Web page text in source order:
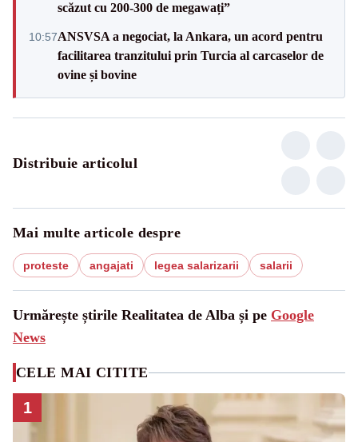
scăzut cu 200-300 de megawați”
10:57ANSVSA a negociat, la Ankara, un acord pentru
facilitarea tranzitului prin Turcia al carcaselor de
ovine și bovine
Distribuie articolul
Mai multe articole despre
proteste angajati legea salarizarii salarii
Urmărește știrile Realitatea de Alba și pe Google
News
CELE MAI CITITE
1